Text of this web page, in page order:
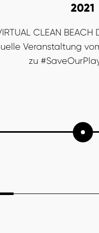
2021
CLEAN
Veranstaltung
zu